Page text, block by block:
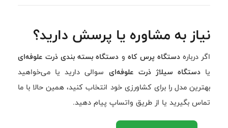
نیاز به مشاوره یا پرسش دارید؟
اگر دربارهدستگاه پرس کاه و دستگاه بسته بندی ذرت علوفه‌ای
یادستگاه سیلاژ ذرت علوفه‌ای سوالی دارید یا می‌خواهید
بهترین مدل را برای کشاورزی خود انتخاب کنید، همین حالا با ما
تماس بگیرید یا از طریق واتساپ پیام دهید.